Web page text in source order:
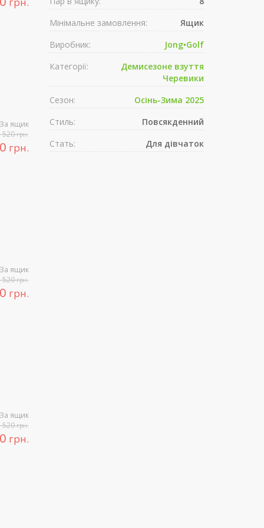
За ящик
520грн.
грн.
За ящик
520грн.
грн.
За ящик
520грн.
грн.
Мінімальне замовлення:
Ящик
Виробник:
Jong•Golf
Категорії:
Демисезонe взуття
Черевики
Сезон:
Осінь-Зима 2025
Стиль:
Повсякденний
Стать:
Для дівчаток